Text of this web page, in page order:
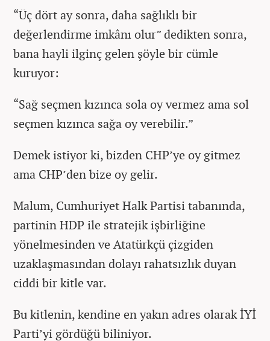
“Üç dört ay sonra, daha sağlıklı bir
değerlendirme imkânı olur” dedikten sonra,
bana hayli ilginç gelen şöyle bir cümle
kuruyor:
“Sağ seçmen kızınca sola oy vermez ama sol
seçmen kızınca sağa oy verebilir.”
Demek istiyor ki, bizden CHP’ye oy gitmez
ama CHP’den bize oy gelir.
Malum, Cumhuriyet Halk Partisi tabanında,
partinin HDP ile stratejik işbirliğine
yönelmesinden ve Atatürkçü çizgiden
uzaklaşmasından dolayı rahatsızlık duyan
ciddi bir kitle var.
Bu kitlenin, kendine en yakın adres olarak İYİ
Parti’yi gördüğü biliniyor.